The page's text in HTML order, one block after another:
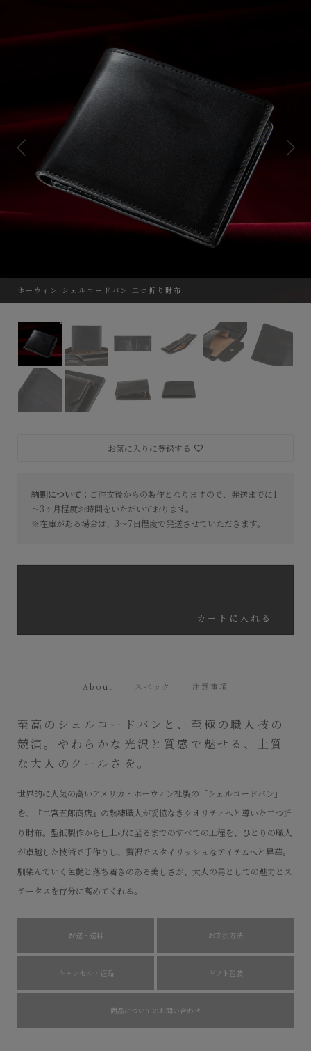
ホーウィン シェルコードバン 二つ折り財布
ホーウィン シェルコードバン 二つ折り財布
About スペック 注意事項
至高のシェルコードバンと、至極の職人技の
競演。やわらかな光沢と質感で魅せる、上質
な大人のクールさを。
世界的に人気の高いアメリカ・ホーウィン社製の「シェルコードバン」
を、『二宮五郎商店』の熟練職人が妥協なきクオリティへと導いた二つ折
り財布。型紙製作から仕上げに至るまでのすべての工程を、ひとりの職人
が卓越した技術で手作りし、贅沢でスタイリッシュなアイテムへと昇華。
馴染んでいく色艶と落ち着きのある美しさが、大人の男としての魅力とス
テータスを存分に高めてくれる。
配送・送料 お支払方法
キャンセル・返品 ギフト包装
商品についてのお問い合わせ
納期について： ご注文後からの製作となりますので、発送までに1
～3ヶ月程度お時間をいただいております。
※在庫がある場合は、3〜7日程度で発送させていただきます。
お気に入りに登録する
カートに入れる